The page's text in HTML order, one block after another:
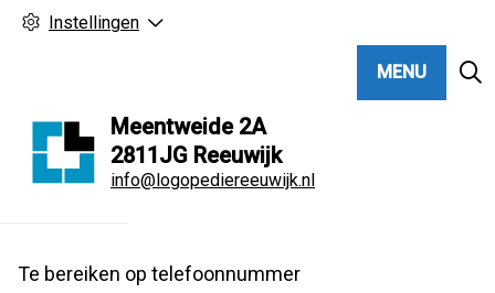
Instellingen
Meentweide 2A
2811JG Reeuwijk
info@logopediereeuwijk.nl
Te bereiken op telefoonnummer
MENU